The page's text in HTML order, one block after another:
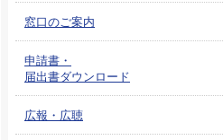
窓口のご案内
申請書・
届出書ダウンロード
広報・広聴